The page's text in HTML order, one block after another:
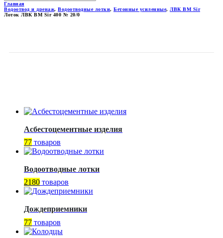
Главная
Водоотвод и дренаж, Водоотводные лотки, Бетонные усиленные, ЛВК ВМ Sir
Лоток ЛВК ВМ Sir 400 № 20/0
Асбестоцементные изделия
77 товаров
Водоотводные лотки
2180 товаров
Дождеприемники
77 товаров